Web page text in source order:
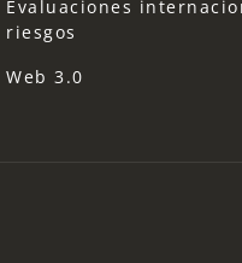
Evaluaciones
riesgos
Web 3.0